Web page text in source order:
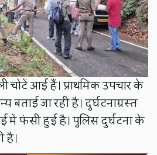
चोटें आई हैं। प्राथमिक उपचार के
बताई जा रही है। दुर्घटनाग्रस्त
में फंसी हुई है। पुलिस दुर्घटना के
है।